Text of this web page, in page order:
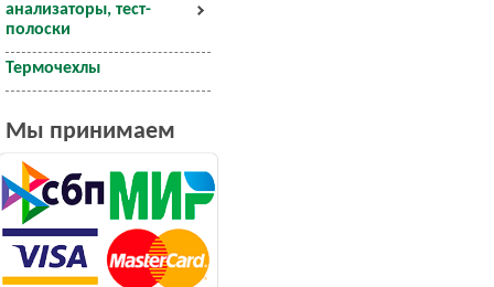
анализаторы, тест-
полоски
Термочехлы
Мы принимаем